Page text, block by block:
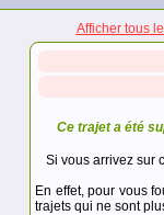
Afficher tous
Ce trajet a été
Si vous arrivez sur
En effet, pour vous
trajets qui ne sont